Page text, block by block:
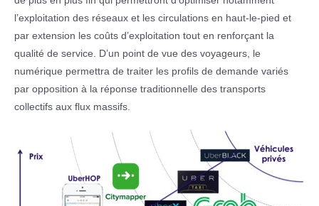
l’exploitation des réseaux et les circulations en haut-le-pied et
par extension les coûts d’exploitation tout en renforçant la
qualité de service. D’un point de vue des voyageurs, le
numérique permettra de traiter les profils de demande variés
par opposition à la réponse traditionnelle des transports
collectifs aux flux massifs.